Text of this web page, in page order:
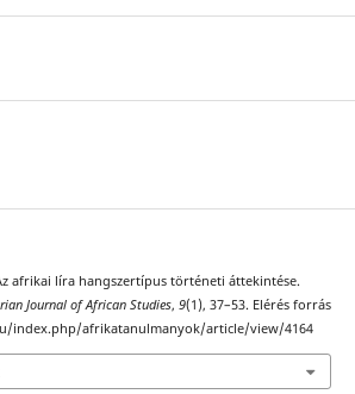
afrikai líra hangszertípus történeti áttekintése.
Journal of African Studies, 9(1), 37–53. Elérés forrás
index.php/afrikatanulmanyok/article/view/4164